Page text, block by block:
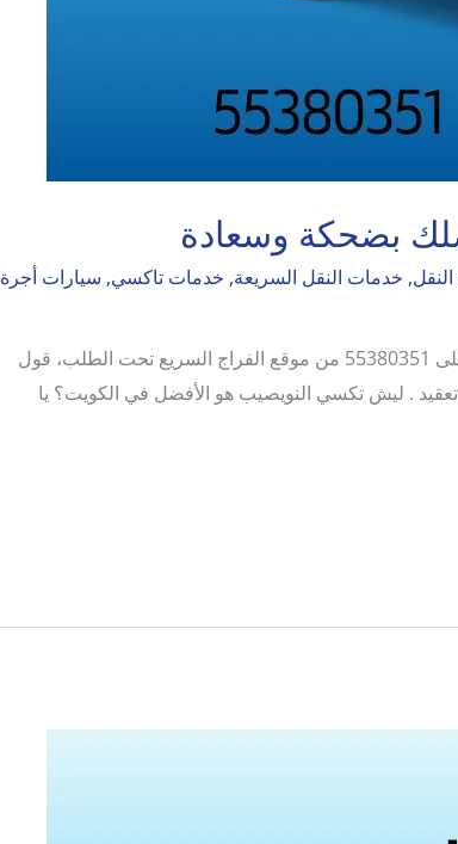
بضحكة وسعادة
, خدمات النقل السريعة, خدمات تاكسي, سيارات أجرة
كيف تحجز تاكسي النويصيب في الكويت بسهولة؟ الحجز أسهل من شربة موية بالصيف، كلم على 55380351 من موقع الفراج السريع تحت الطلب، قول
. ليش تكسي النويصيب هو الأفضل في الكويت؟ يا